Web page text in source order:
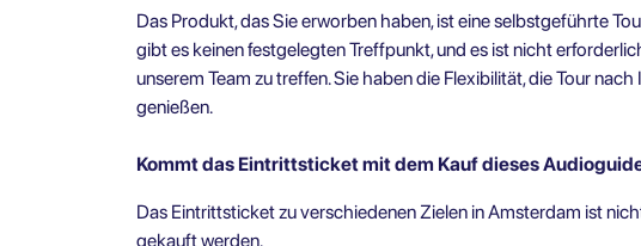
Das Produkt, das Sie erworben haben, ist eine selbstgeführte
gibt es keinen festgelegten Treffpunkt, und es ist nicht
unserem Team zu treffen. Sie haben die Flexibilität, die Tour
genießen.
Kommt das Eintrittsticket mit dem Kauf dieses
Das Eintrittsticket zu verschiedenen Zielen in Amsterdam ist
gekauft werden.